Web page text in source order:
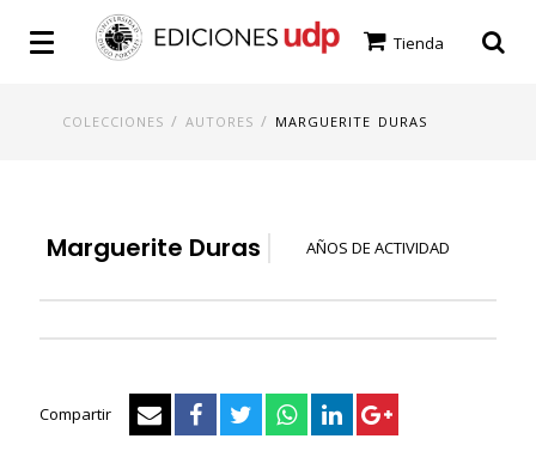
Tienda
COLECCIONES /AUTORES / MARGUERITE DURAS
Marguerite Duras AÑOS DE ACTIVIDAD
Compartir